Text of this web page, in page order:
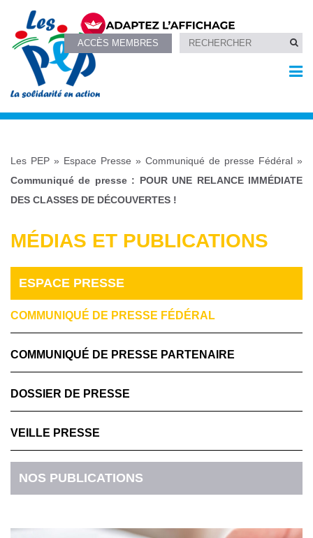
ACCÈS MEMBRES
Les PEP » Espace Presse » Communiqué de presse Fédéral »
Communiqué de presse : POUR UNE RELANCE IMMÉDIATE
DES CLASSES DE DÉCOUVERTES !
MÉDIAS ET PUBLICATIONS
ESPACE PRESSE
COMMUNIQUÉ DE PRESSE FÉDÉRAL
COMMUNIQUÉ DE PRESSE PARTENAIRE
DOSSIER DE PRESSE
VEILLE PRESSE
NOS PUBLICATIONS